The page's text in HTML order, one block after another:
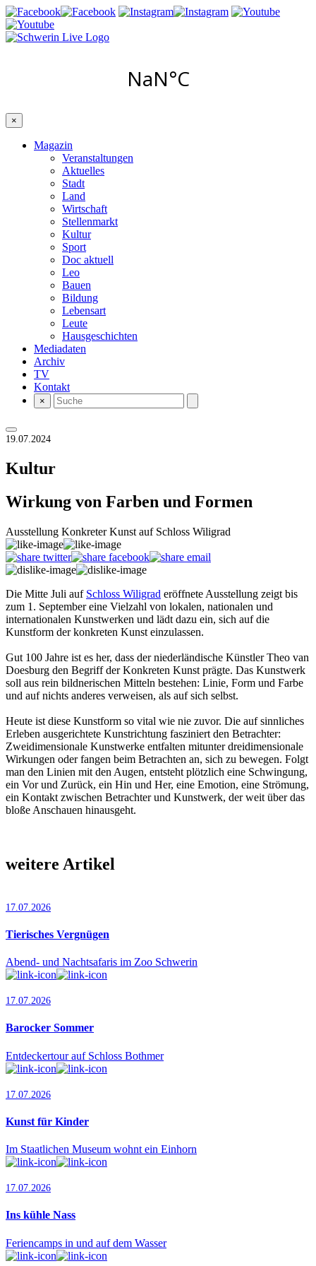
×
Magazin
Veranstaltungen
Aktuelles
Stadt
Land
Wirtschaft
Stellenmarkt
Kultur
Sport
Doc aktuell
Leo
Bauen
Bildung
Lebensart
Leute
Hausgeschichten
Mediadaten
Archiv
TV
Kontakt
×
19.07.2024
Kultur
Wirkung von Farben und Formen
Ausstellung Konkreter Kunst auf Schloss Wiligrad
Die Mitte Juli auf Schloss Wiligrad eröffnete Ausstellung zeigt bis
zum 1. September eine Vielzahl von lokalen, nationalen und
internationalen Kunstwerken und lädt dazu ein, sich auf die
Kunstform der konkreten Kunst einzulassen.
Gut 100 Jahre ist es her, dass der niederländische Künstler Theo van
Doesburg den Begriff der Konkreten Kunst prägte. Das Kunstwerk
soll aus rein bildnerischen Mitteln bestehen: Linie, Form und Farbe
und auf nichts anderes verweisen, als auf sich selbst.
Heute ist diese Kunstform so vital wie nie zuvor. Die auf sinnliches
Erleben ausgerichtete Kunstrichtung fasziniert den Betrachter:
Zweidimensionale Kunstwerke entfalten mitunter dreidimensionale
Wirkungen oder fangen beim Betrachten an, sich zu bewegen. Folgt
man den Linien mit den Augen, entsteht plötzlich eine Schwingung,
ein Vor und Zurück, ein Hin und Her, eine Emotion, eine Strömung,
ein Kontakt zwischen Betrachter und Kunstwerk, der weit über das
bloße Anschauen hinausgeht.
weitere Artikel
17.07.2026
Tierisches Vergnügen
Abend- und Nachtsafaris im Zoo Schwerin
17.07.2026
Barocker Sommer
Entdeckertour auf Schloss Bothmer
17.07.2026
Kunst für Kinder
Im Staatlichen Museum wohnt ein Einhorn
17.07.2026
Ins kühle Nass
Feriencamps in und auf dem Wasser